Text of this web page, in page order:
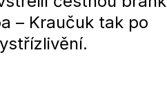
– Kraučuk tak po